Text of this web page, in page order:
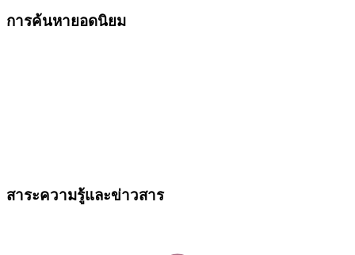
การค้นหายอดนิยม
สาระความรู้และข่าวสาร